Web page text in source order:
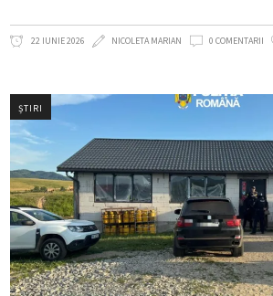
22 IUNIE 2026 NICOLETA MARIAN 0 COMENTARII
ȘTIRI